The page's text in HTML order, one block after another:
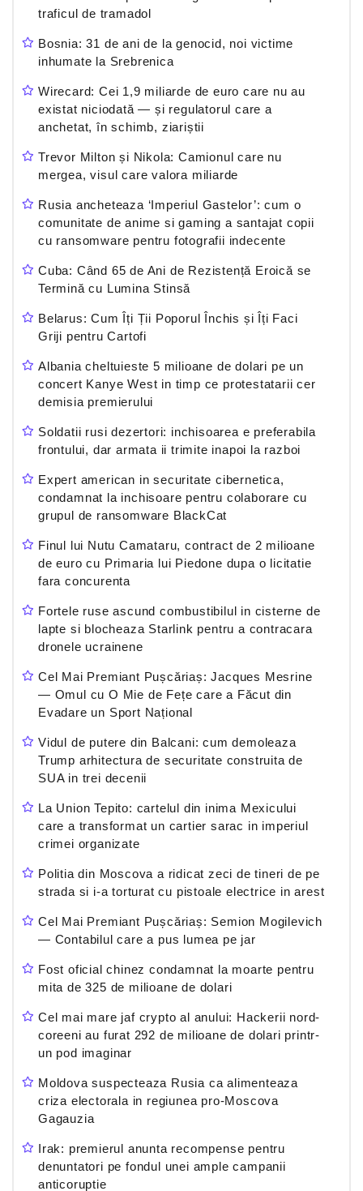
traficul de tramadol
Bosnia: 31 de ani de la genocid, noi victime
inhumate la Srebrenica
Wirecard: Cei 1,9 miliarde de euro care nu au
existat niciodată — și regulatorul care a
anchetat, în schimb, ziariștii
Trevor Milton și Nikola: Camionul care nu
mergea, visul care valora miliarde
Rusia ancheteaza ‘Imperiul Gastelor’: cum o
comunitate de anime si gaming a santajat copii
cu ransomware pentru fotografii indecente
Cuba: Când 65 de Ani de Rezistență Eroică se
Termină cu Lumina Stinsă
Belarus: Cum Îți Ții Poporul Închis și Îți Faci
Griji pentru Cartofi
Albania cheltuieste 5 milioane de dolari pe un
concert Kanye West in timp ce protestatarii cer
demisia premierului
Soldatii rusi dezertori: inchisoarea e preferabila
frontului, dar armata ii trimite inapoi la razboi
Expert american in securitate cibernetica,
condamnat la inchisoare pentru colaborare cu
grupul de ransomware BlackCat
Finul lui Nutu Camataru, contract de 2 milioane
de euro cu Primaria lui Piedone dupa o licitatie
fara concurenta
Fortele ruse ascund combustibilul in cisterne de
lapte si blocheaza Starlink pentru a contracara
dronele ucrainene
Cel Mai Premiant Pușcăriaș: Jacques Mesrine
— Omul cu O Mie de Fețe care a Făcut din
Evadare un Sport Național
Vidul de putere din Balcani: cum demoleaza
Trump arhitectura de securitate construita de
SUA in trei decenii
La Union Tepito: cartelul din inima Mexicului
care a transformat un cartier sarac in imperiul
crimei organizate
Politia din Moscova a ridicat zeci de tineri de pe
strada si i-a torturat cu pistoale electrice in arest
Cel Mai Premiant Pușcăriaș: Semion Mogilevich
— Contabilul care a pus lumea pe jar
Fost oficial chinez condamnat la moarte pentru
mita de 325 de milioane de dolari
Cel mai mare jaf crypto al anului: Hackerii nord-
coreeni au furat 292 de milioane de dolari printr-
un pod imaginar
Moldova suspecteaza Rusia ca alimenteaza
criza electorala in regiunea pro-Moscova
Gagauzia
Irak: premierul anunta recompense pentru
denuntatori pe fondul unei ample campanii
anticoruptie